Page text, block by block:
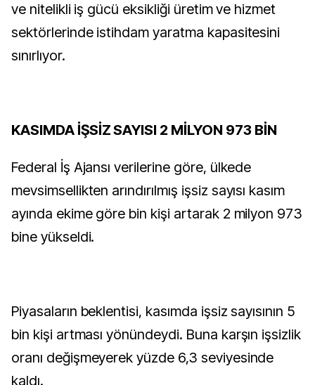
ve nitelikli iş gücü eksikliği üretim ve hizmet
sektörlerinde istihdam yaratma kapasitesini
sınırlıyor.
KASIMDA İŞSİZ SAYISI 2 MİLYON 973 BİN
Federal İş Ajansı verilerine göre, ülkede
mevsimsellikten arındırılmış işsiz sayısı kasım
ayında ekime göre bin kişi artarak 2 milyon 973
bine yükseldi.
Piyasaların beklentisi, kasımda işsiz sayısının 5
bin kişi artması yönündeydi. Buna karşın işsizlik
oranı değişmeyerek yüzde 6,3 seviyesinde
kaldı.